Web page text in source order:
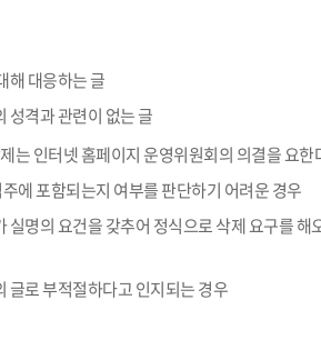
해 대응하는 글
성격과 관련이 없는 글
는 인터넷 홈페이지 운영위원회의 의결을 요한
에 포함되는지 여부를 판단하기 어려운 경우
실명의 요건을 갖추어 정식으로 삭제 요구를 해
글로 부적절하다고 인지되는 경우